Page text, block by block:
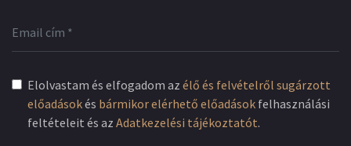
Elolvastam és elfogadom az élő és felvételről sugárzott
előadásokés bármikor elérhető előadások felhasználási
feltételeit és az Adatkezelési tájékoztatót.